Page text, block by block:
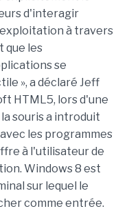
d'interagir
à travers
que les
se
», a déclaré Jeff
HTML5, lors d'une
souris a introduit
les programmes
à l'utilisateur de
Windows 8 est
sur lequel le
comme entrée.